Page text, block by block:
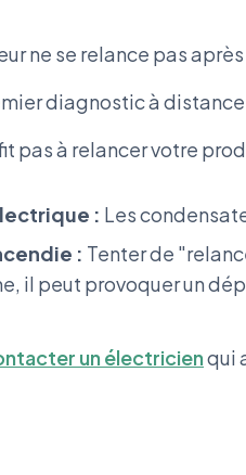
ne se relance pas
diagnostic à
pas à relancer votre
: Les
: Tenter de
il peut provoquer un
un électricienqui